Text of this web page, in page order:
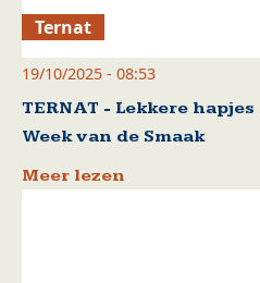
Ternat
19/10/2025 - 08:53
TERNAT - Lekkere
Week van de Smaak
Meer lezen